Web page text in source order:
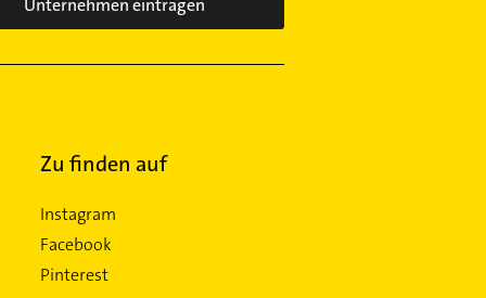
Unternehmen eintragen
Zu finden auf
Instagram
Facebook
Pinterest